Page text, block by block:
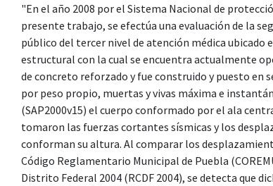
"En el año 2008 por el Sistema Nacional de
presente trabajo, se efectúa una evaluación de la
público del tercer nivel de atención médica ubicado
estructural con la cual se encuentra actualmente
de concreto reforzado y fue construido y puesto en
por peso propio, muertas y vivas máxima e
(SAP2000v15) el cuerpo conformado por el ala
tomaron las fuerzas cortantes sísmicas y los
conforman su altura. Al comparar los
Código Reglamentario Municipal de Puebla
Distrito Federal 2004 (RCDF 2004), se detecta que